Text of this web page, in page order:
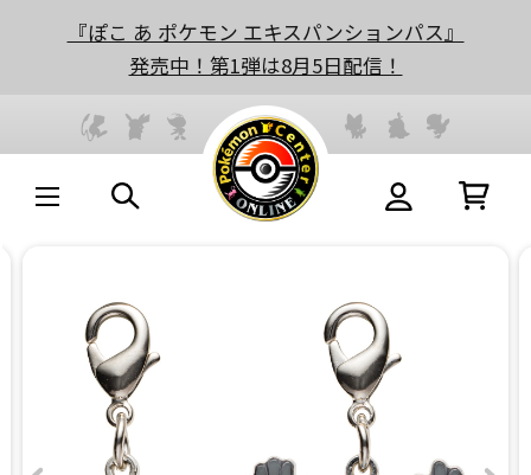
『ぽこ あ ポケモン エキスパンションパス』
発売中！第1弾は8月5日配信！